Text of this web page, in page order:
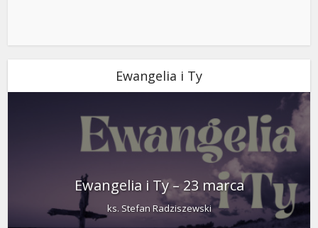
Ewangelia i Ty
Ewangelia i Ty – 23 marca
ks. Stefan Radziszewski